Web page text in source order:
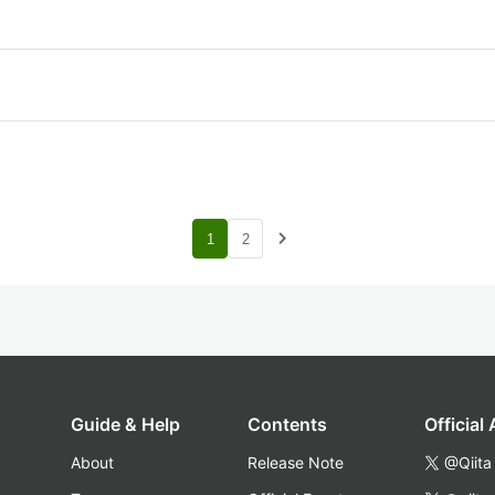
1 2 navigate_next
Guide & Help
About
Contents
Release Note
Official
@Qiita